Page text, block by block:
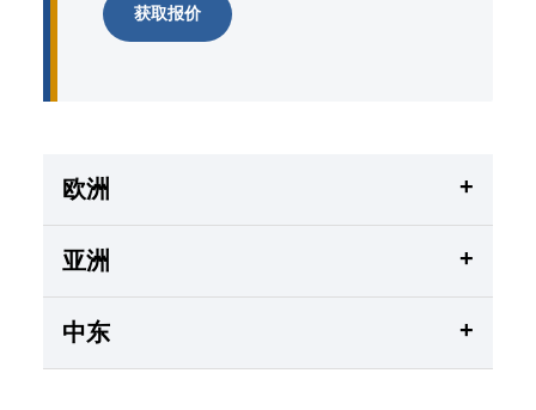
获取报价
欧洲 +
亚洲 +
中东 +